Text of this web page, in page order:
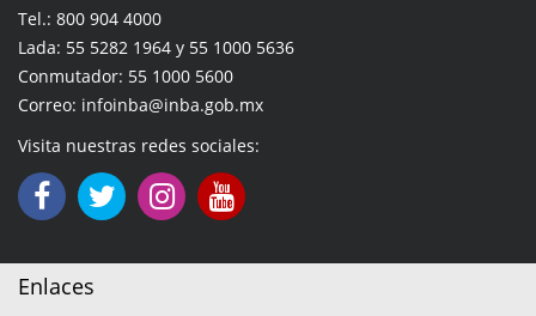
Tel.: 800 904 4000
Lada: 55 5282 1964 y 55 1000 5636
Conmutador: 55 1000 5600
Correo: infoinba@inba.gob.mx
Visita nuestras redes sociales:
Enlaces